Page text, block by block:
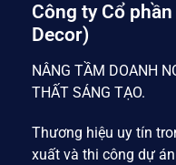
Công ty Cổ
Decor)
NÂNG TẦM DOANH
THẤT SÁNG TẠO.
Thương hiệu uy tín
xuất và thi công dự